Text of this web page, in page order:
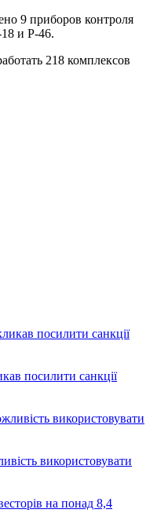
9 приборов контроля
и Р-46.
218 комплексов
посилити санкції
використовувати